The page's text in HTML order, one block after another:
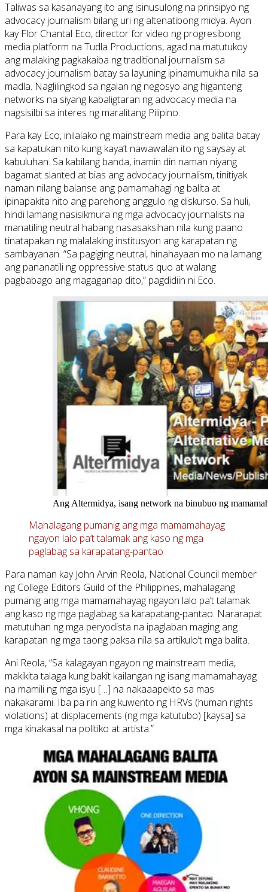
Taliwas sa kasanayang ito ang isinusulong na prinsipyo ng
advocacy journalism bilang uri ng altenatibong midya. Ayon
kay Flor Chantal Eco, director for video ng progresibong
media platform na Tudla Productions, agad na matutukoy
ang malaking pagkakaiba ng traditional journalism sa
advocacy journalism batay sa layuning ipinamumukha nila sa
madla. Naglilingkod sa ngalan ng negosyo ang higanteng
networks na siyang kabaligtaran ng advocacy media na
nagsisilbi sa interes ng maralitang Pilipino.
Para kay Eco, inilalako ng mainstream media ang balita batay
sa kapatukan nito kung kaya’t nawawalan ito ng saysay at
kabuluhan. Sa kabilang banda, inamin din naman niyang
bagamat slanted at bias ang advocacy journalism, tinitiyak
naman nilang balanse ang pamamahagi ng balita at
ipinapakita nito ang parehong anggulo ng diskurso. Sa huli,
hindi lamang nasisikmura ng mga advocacy journalists na
manatiling neutral habang nasasaksihan nila kung paano
tinatapakan ng malalaking institusyon ang karapatan ng
sambayanan. “Sa pagiging neutral, hinahayaan mo na lamang
ang pananatili ng oppressive status quo at walang
pagbabago ang magaganap dito,” pagdidiin ni Eco.
Ang Altermidya, isang network na binubuo ng
Mahalagang pumanig ang mga mamamahayag
ngayon lalo pa’t talamak ang kaso ng mga
paglabag sa karapatang-pantao
Para naman kay John Arvin Reola, National Council member
ng College Editors Guild of the Philippines, mahalagang
pumanig ang mga mamamahayag ngayon lalo pa’t talamak
ang kaso ng mga paglabag sa karapatang-pantao. Nararapat
matutuhan ng mga peryodista na ipaglaban maging ang
karapatan ng mga taong paksa nila sa artikulo’t mga balita.
Ani Reola, “Sa kalagayan ngayon ng mainstream media,
makikita talaga kung bakit kailangan ng isang mamamahayag
na mamili ng mga isyu […] na nakaaapekto sa mas
nakakarami. Iba pa rin ang kuwento ng HRVs (human rights
violations) at displacements (ng mga katutubo) [kaysa] sa
mga kinakasal na politiko at artista.”